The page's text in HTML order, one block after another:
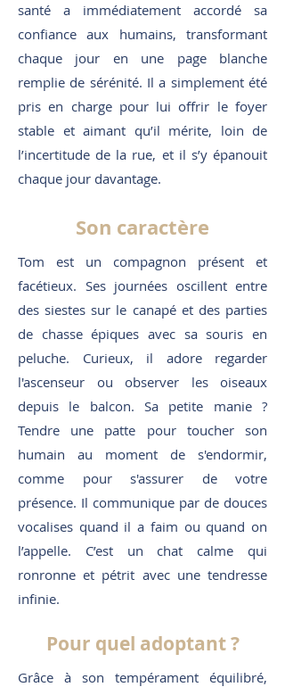
santé a immédiatement accordé sa
confiance aux humains, transformant
chaque jour en une page blanche
remplie de sérénité. Il a simplement été
pris en charge pour lui offrir le foyer
stable et aimant qu’il mérite, loin de
l’incertitude de la rue, et il s’y épanouit
chaque jour davantage.
Son caractère
Tom est un compagnon présent et
facétieux. Ses journées oscillent entre
des siestes sur le canapé et des parties
de chasse épiques avec sa souris en
peluche. Curieux, il adore regarder
l'ascenseur ou observer les oiseaux
depuis le balcon. Sa petite manie ?
Tendre une patte pour toucher son
humain au moment de s'endormir,
comme pour s'assurer de votre
présence. Il communique par de douces
vocalises quand il a faim ou quand on
l’appelle. C’est un chat calme qui
ronronne et pétrit avec une tendresse
infinie.
Pour quel adoptant ?
Grâce à son tempérament équilibré,